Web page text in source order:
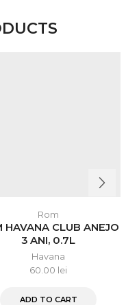
Rom
HAVANA CLUB ANEJO
3 ANI, 0.7L
Havana
60.00 lei
ADD TO CART